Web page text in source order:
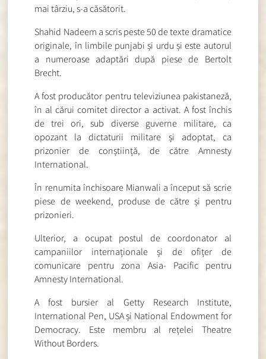
mai târziu, s-a căsătorit.
Shahid Nadeem a scris peste 50 de texte dramatice
originale, în limbile punjabi și urdu și este autorul
a numeroase adaptări după piese de Bertolt
Brecht.
A fost producător pentru televiziunea pakistaneză,
în al cărui comitet director a activat. A fost închis
de trei ori, sub diverse guverne militare, ca
opozant la dictaturii militare și adoptat, ca
prizonier de conștiință, de către Amnesty
International.
În renumita închisoare Mianwali a început să scrie
piese de weekend, produse de către și pentru
prizonieri.
Ulterior, a ocupat postul de coordonator al
campaniilor internaționale și de ofițer de
comunicare pentru zona Asia- Pacific pentru
Amnesty International.
A fost bursier al Getty Research Institute,
International Pen, USA și National Endowment for
Democracy. Este membru al rețelei Theatre
Without Borders.